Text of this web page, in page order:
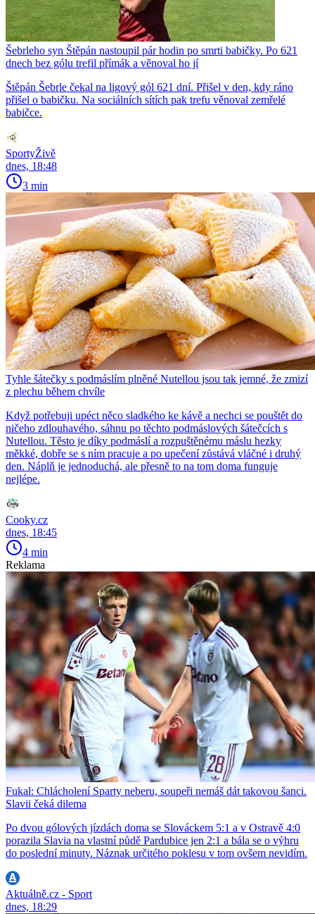
Šebrleho syn Štěpán nastoupil pár hodin po smrti babičky. Po 621
dnech bez gólu trefil přímák a věnoval ho jí
Štěpán Šebrle čekal na ligový gól 621 dní. Přišel v den, kdy ráno
přišel o babičku. Na sociálních sítích pak trefu věnoval zemřelé
babičce.
SportyŽivě
dnes, 18:48
3 min
Tyhle šátečky s podmáslím plněné Nutellou jsou tak jemné, že zmizí
z plechu během chvíle
Když potřebuji upéct něco sladkého ke kávě a nechci se pouštět do
ničeho zdlouhavého, sáhnu po těchto podmáslových šátečcích s
Nutellou. Těsto je díky podmáslí a rozpuštěnému máslu hezky
měkké, dobře se s ním pracuje a po upečení zůstává vláčné i druhý
den. Náplň je jednoduchá, ale přesně to na tom doma funguje
nejlépe.
Cooky.cz
dnes, 18:45
4 min
Reklama
Fukal: Chlácholení Sparty neberu, soupeři nemáš dát takovou šanci.
Slavii čeká dilema
Po dvou gólových jízdách doma se Slováckem 5:1 a v Ostravě 4:0
porazila Slavia na vlastní půdě Pardubice jen 2:1 a bála se o výhru
do poslední minuty. Náznak určitého poklesu v tom ovšem nevidím.
Aktuálně.cz - Sport
dnes, 18:29